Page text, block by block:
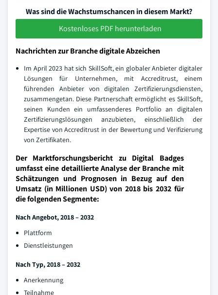
Was sind die Wachstumschancen in diesem Markt?
Kostenloses PDF herunterladen
Nachrichten zur Branche digitale Abzeichen
Im April 2023 hat sich SkillSoft, ein globaler Anbieter digitaler
Lösungen für Unternehmen, mit Accreditrust, einem
führenden Anbieter von digitalen Zertifizierungsdiensten,
zusammengetan. Diese Partnerschaft ermöglicht es SkillSoft,
seinen Kunden ein umfassenderes Portfolio an digitalen
Zertifizierungslösungen anzubieten, einschließlich der
Expertise von Accreditrust in der Bewertung und Verifizierung
von Zertifikaten.
Der Marktforschungsbericht zu Digital Badges
umfasst eine detaillierte Analyse der Branche mit
Schätzungen und Prognosen in Bezug auf den
Umsatz (in Millionen USD) von 2018 bis 2032 für
die folgenden Segmente:
Nach Angebot, 2018 – 2032
Plattform
Dienstleistungen
Nach Typ, 2018 – 2032
Anerkennung
Teilnahme